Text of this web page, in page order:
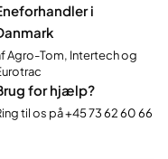
i
Agro-Tom, Intertech og
for hjælp?
til os på+45 73 62 60 66